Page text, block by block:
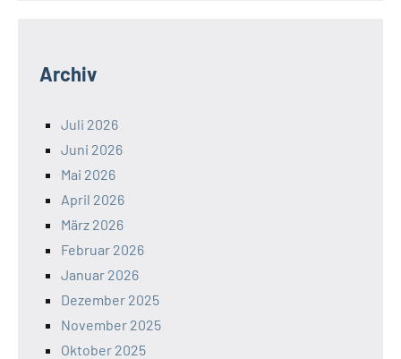
Archiv
Juli 2026
Juni 2026
Mai 2026
April 2026
März 2026
Februar 2026
Januar 2026
Dezember 2025
November 2025
Oktober 2025